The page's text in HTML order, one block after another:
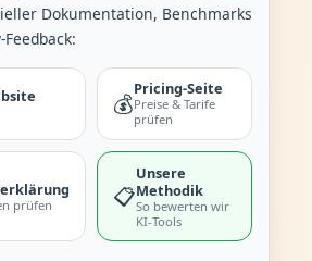
Dokumentation, Benchmarks
💰
Pricing-Seite
Preise & Tarife
prüfen
prüfen 📋
Unsere
Methodik
So bewerten wir
KI-Tools